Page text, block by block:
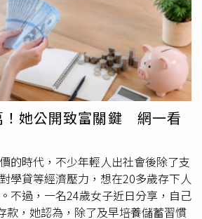
！她公開致富關鍵 網一看
的時代，不少年輕人出社會後除了支
學貸等經濟壓力，想在20多歲存下人
不過，一名24歲女子近日分享，自己
款，她認為，除了及早培養儲蓄習慣